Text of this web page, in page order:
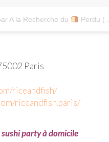
A la Recherche du Perdu (@alarecherchedupainperdu)
Paris
riceandfish/
riceandfish.paris/
party à domicile